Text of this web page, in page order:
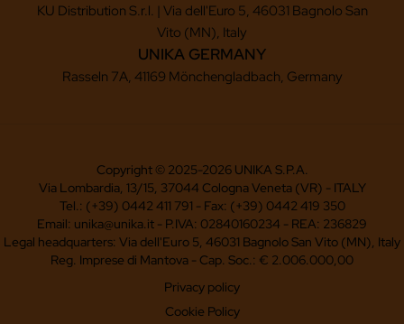
KU Distribution S.r.l. | Via dell'Euro 5, 46031 Bagnolo San
Vito (MN), Italy
UNIKA GERMANY
Rasseln 7A, 41169 Mönchengladbach, Germany
Copyright © 2025-2026 UNIKA S.P.A.
Via Lombardia, 13/15, 37044 Cologna Veneta (VR) - ITALY
Tel.: (+39) 0442 411 791 - Fax: (+39) 0442 419 350
Email: unika@unika.it - P.IVA: 02840160234 - REA: 236829
Legal headquarters: Via dell'Euro 5, 46031 Bagnolo San Vito (MN), Italy
Reg. Imprese di Mantova - Cap. Soc.: € 2.006.000,00
Privacy policy
Cookie Policy